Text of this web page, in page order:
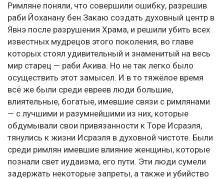
Римляне поняли, что совершили ошибку, разрешив
раби Йоханану бен Закаю создать духовный центр в
Явнэ после разрушения Храма, и решили убить всех
известных мудрецов этого поколения, во главе
которых стоял удивительный и знаменитый на весь
мир старец — раби Акива. Но не так легко было
осуществить этот замысел. И в то тяжёлое время
всё же были среди евреев люди большие,
влиятельные, богатые, имевшие связи с римлянами
— с лучшими и разумнейшими из них, которые
обдумывали свои привязанности к Торе Исраэля,
тянулись к жизни Исраэля в духовной чистоте. Были
среди римлян имевшие влияние женщины, которые
познали свет иудаизма, его пути. Эти люди сумели
задержать некоторые запреты, а также и убийство